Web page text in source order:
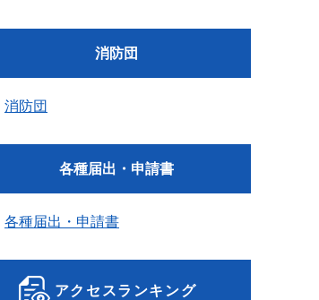
消防団
消防団
各種届出・申請書
各種届出・申請書
アクセスランキング